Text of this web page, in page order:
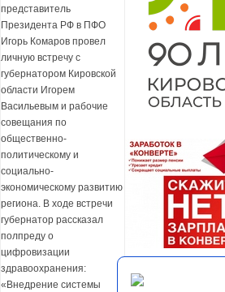
представитель
Президента РФ в ПФО
Игорь Комаров провел
личную встречу с
губернатором Кировской
области Игорем
Васильевым и рабочие
совещания по
общественно-
политическому и
социально-
экономическому развитию
региона. В ходе встречи
губернатор рассказал
полпреду о
цифровизации
здравоохранения:
«Внедрение системы